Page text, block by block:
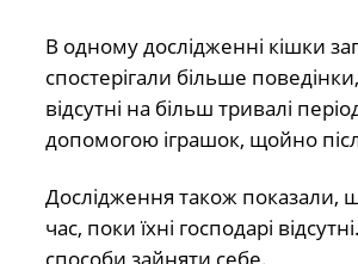
В одному дослідженні кішки
спостерігали більше
відсутні на більш тривалі
допомогою іграшок, щойно
Дослідження також показали,
час, поки їхні господарі